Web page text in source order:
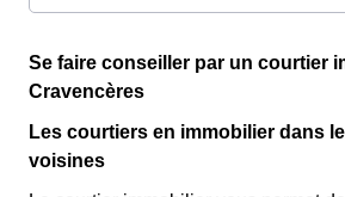
Se faire conseiller par un courtier
Cravencères
Les courtiers en immobilier dans
voisines